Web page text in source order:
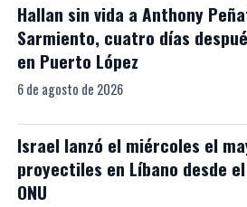
Hallan sin vida a Anthony
Sarmiento, cuatro días
en Puerto López
6 de agosto de 2026
Israel lanzó el miércoles el
proyectiles en Líbano desde
ONU